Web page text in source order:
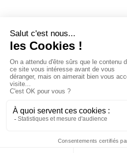
Presse
Partenaires
Nous rejoindre